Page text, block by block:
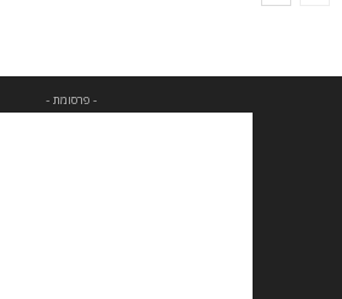
- פרסומת -